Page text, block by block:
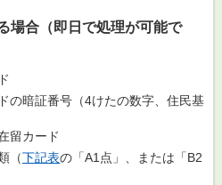
場合（即日で処理が可能で
の暗証番号（4けたの数字、住民基
留カード
（下記表の「A1点」、または「B2